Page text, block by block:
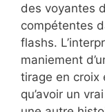
des voyantes
compétentes
flashs.
maniement
tirage en croix
qu’avoir un